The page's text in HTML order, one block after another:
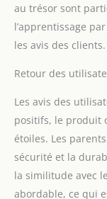
au trésor sont
l’apprentissage
les avis des clients.
Retour des
Les avis des
positifs, le produit
étoiles. Les
sécurité et la
la similitude avec
abordable, ce qui